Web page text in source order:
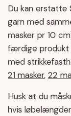
Du kan erstatte
garn med
masker pr 10
færdige produkt
med
21 masker, 22
Husk at du
hvis